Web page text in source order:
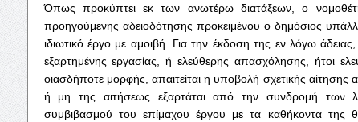
Όπως προκύπτει εκ των ανωτέρω διατάξεων, ο
προηγούμενης αδειοδότησης προκειμένου ο δημόσιος
ιδιωτικό έργο με αμοιβή. Για την έκδοση της εν λόγω
εξαρτημένης εργασίας, ή ελεύθερης απασχόλησης, ήτοι
οιασδήποτε μορφής, απαιτείται η υποβολή σχετικής
ή μη της αιτήσεως εξαρτάται από την συνδρομή των
συμβιβασμού του επίμαχου έργου με τα καθήκοντα της